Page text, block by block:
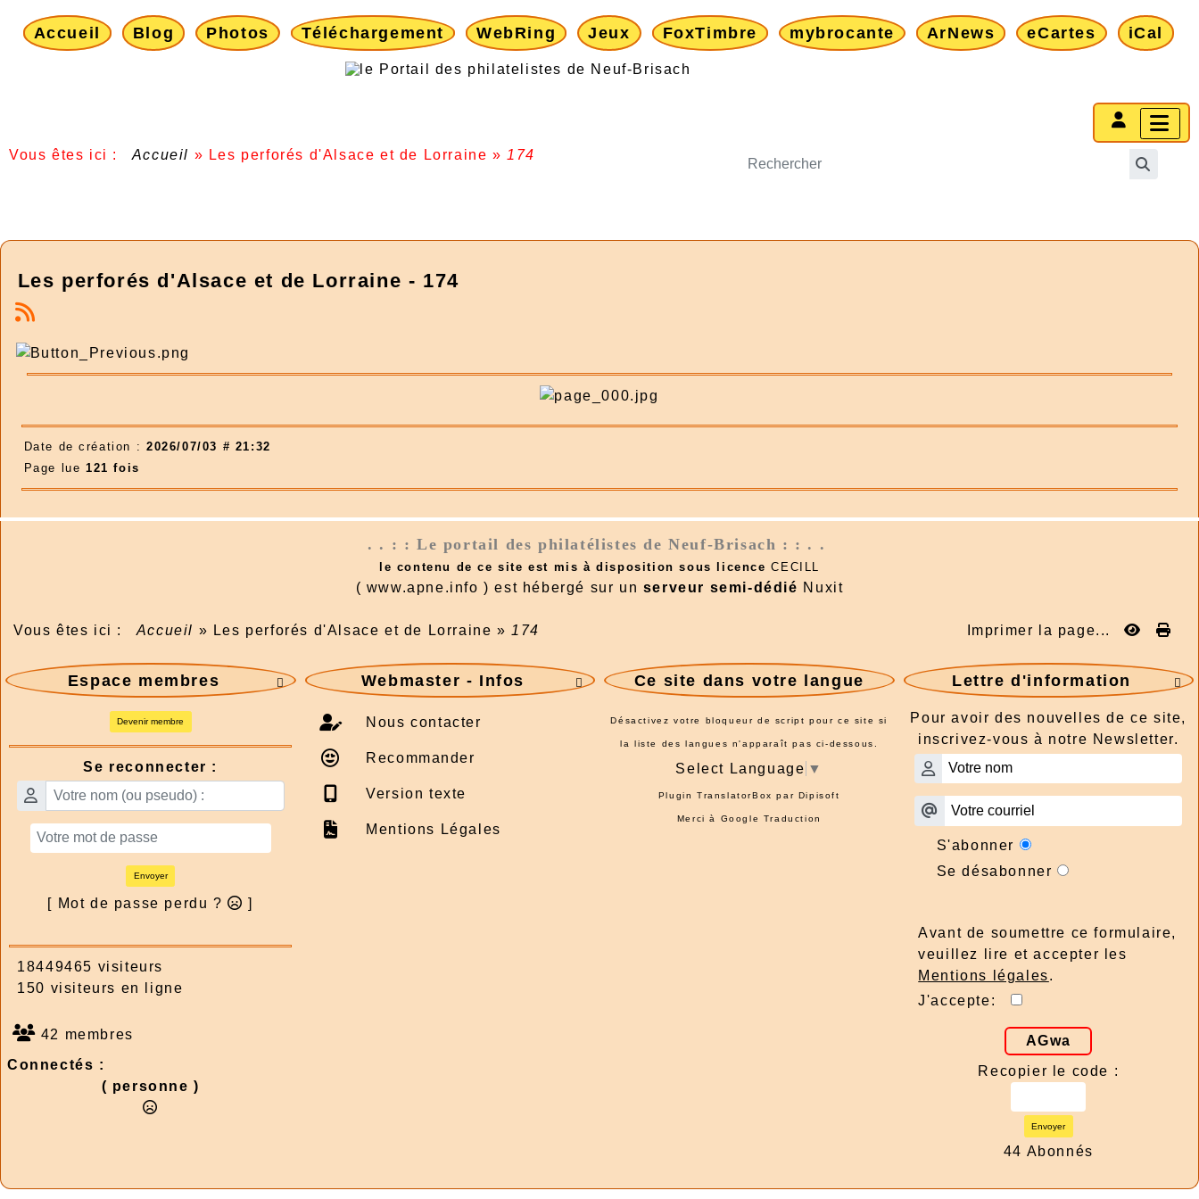
Accueil Blog Photos Téléchargement WebRing Jeux FoxTimbre mybrocante ArNews eCartes iCal
Vous êtes ici : Accueil » Les perforés d'Alsace et de Lorraine » 174
Les perforés d'Alsace et de Lorraine - 174
Date de création : 2026/07/03 # 21:32
Page lue 121 fois
. . : : Le portail des philatélistes de Neuf-Brisach : : . .
le contenu de ce site est mis à disposition sous licence CECILL
( www.apne.info ) est hébergé sur un serveur semi-dédié Nuxit
Vous êtes ici : Accueil » Les perforés d'Alsace et de Lorraine » 174 Imprimer la page...

Espace membres
Devenir membre
Se reconnecter :
Envoyer
[ Mot de passe perdu ? ]
18449465 visiteurs
150 visiteurs en ligne
42 membres
Connectés :
( personne )

Webmaster - Infos
Nous contacter
Recommander
Version texte
Mentions Légales
Ce site dans votre langue
Désactivez votre bloqueur de script pour ce site si
la liste des langues n'apparaît pas ci-dessous.
Select Language ▼
Plugin TranslatorBox par Dipisoft
Merci à Google Traduction

Lettre d'information
Pour avoir des nouvelles de ce site,
inscrivez-vous à notre Newsletter.
S'abonner
Se désabonner
Avant de soumettre ce formulaire,
veuillez lire et accepter les
Mentions légales.
J'accepte:
AGwa
Recopier le code :
Envoyer
44 Abonnés